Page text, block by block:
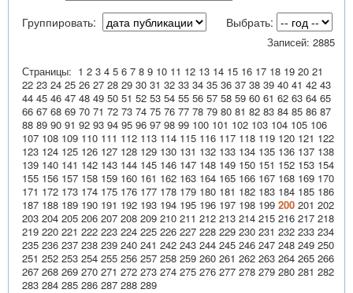
Группировать:
Выбрать:
Записей: 2885
Страницы: 1 2 3 4 5 6 7 8 9 10 11 12 13 14 15 16 17 18 19 20 21
22 23 24 25 26 27 28 29 30 31 32 33 34 35 36 37 38 39 40 41 42 43
44 45 46 47 48 49 50 51 52 53 54 55 56 57 58 59 60 61 62 63 64 65
66 67 68 69 70 71 72 73 74 75 76 77 78 79 80 81 82 83 84 85 86 87
88 89 90 91 92 93 94 95 96 97 98 99 100 101 102 103 104 105 106
107 108 109 110 111 112 113 114 115 116 117 118 119 120 121 122
123 124 125 126 127 128 129 130 131 132 133 134 135 136 137 138
139 140 141 142 143 144 145 146 147 148 149 150 151 152 153 154
155 156 157 158 159 160 161 162 163 164 165 166 167 168 169 170
171 172 173 174 175 176 177 178 179 180 181 182 183 184 185 186
187 188 189 190 191 192 193 194 195 196 197 198 199 200 201 202
203 204 205 206 207 208 209 210 211 212 213 214 215 216 217 218
219 220 221 222 223 224 225 226 227 228 229 230 231 232 233 234
235 236 237 238 239 240 241 242 243 244 245 246 247 248 249 250
251 252 253 254 255 256 257 258 259 260 261 262 263 264 265 266
267 268 269 270 271 272 273 274 275 276 277 278 279 280 281 282
283 284 285 286 287 288 289